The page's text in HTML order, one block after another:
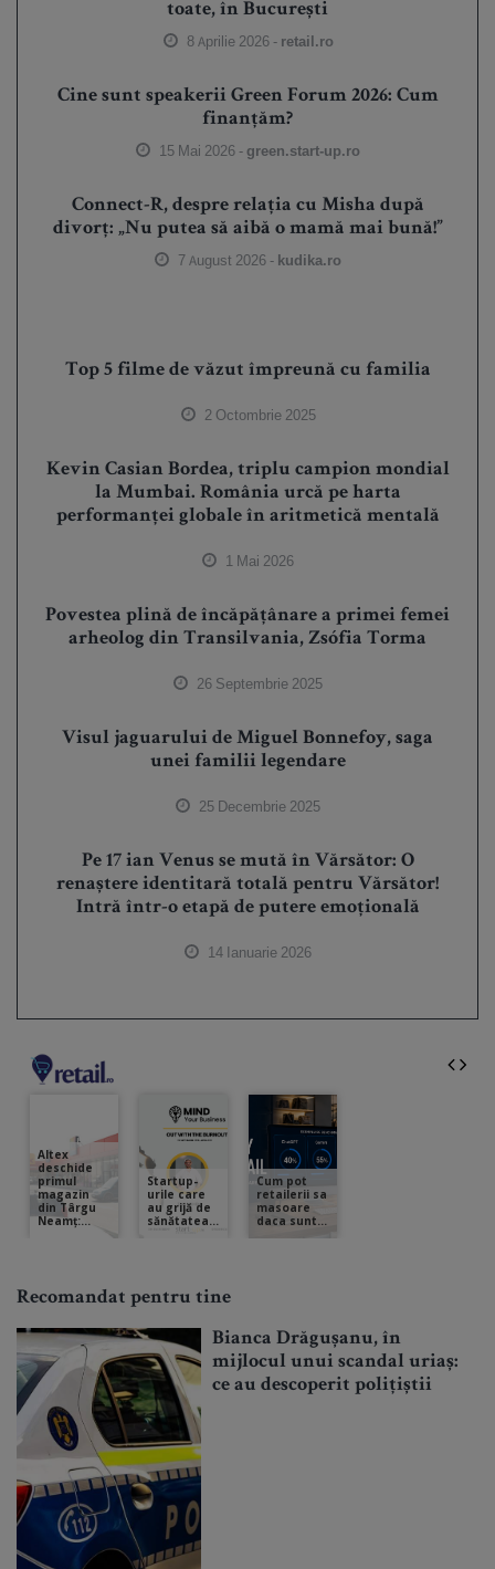
toate, în București
8 Aprilie 2026 - retail.ro
Cine sunt speakerii Green Forum 2026: Cum
finanțăm?
15 Mai 2026 - green.start-up.ro
Connect-R, despre relația cu Misha după
divorț: „Nu putea să aibă o mamă mai bună!”
7 August 2026 - kudika.ro
Top 5 filme de văzut împreună cu familia
2 Octombrie 2025
Kevin Casian Bordea, triplu campion mondial
la Mumbai. România urcă pe harta
performanței globale în aritmetică mentală
1 Mai 2026
Povestea plină de încăpățânare a primei femei
arheolog din Transilvania, Zsófia Torma
26 Septembrie 2025
Visul jaguarului de Miguel Bonnefoy, saga
unei familii legendare
25 Decembrie 2025
Pe 17 ian Venus se mută în Vărsător: O
renaștere identitară totală pentru Vărsător!
Intră într-o etapă de putere emoțională
14 Ianuarie 2026
Recomandat pentru tine
Bianca Drăgușanu, în
mijlocul unui scandal uriaș:
ce au descoperit polițiștii